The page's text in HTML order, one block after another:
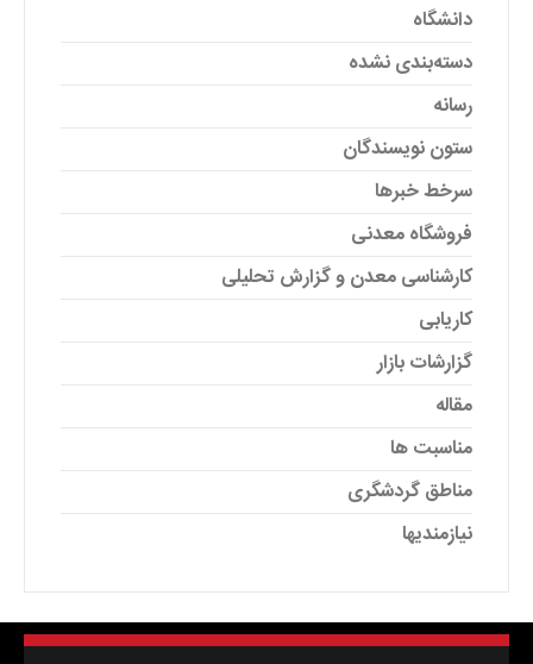
دانشگاه
دسته‌بندی نشده
رسانه
ستون نویسندگان
سرخط خبرها
فروشگاه معدنی
کارشناسی معدن و گزارش تحلیلی
کاریابی
گزارشات بازار
مقاله
مناسبت ها
مناطق گردشگری
نیازمندیها